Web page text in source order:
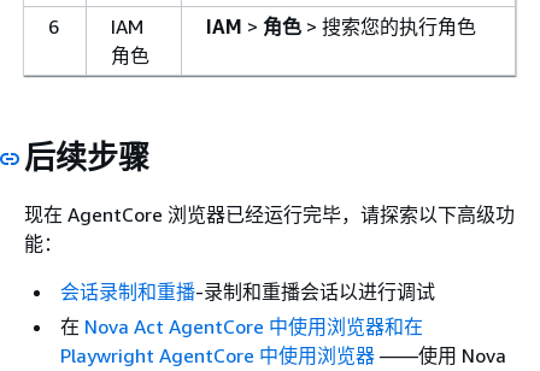
6
IAM
角色
IAM > 角色 > 搜索您的执行角色
后续步骤
现在 AgentCore 浏览器已经运行完毕，请探索以下高级功
能：
会话录制和重播-录制和重播会话以进行调试
在 Nova Act AgentCore 中使用浏览器和在
Playwright AgentCore 中使用浏览器 ——使用 Nova